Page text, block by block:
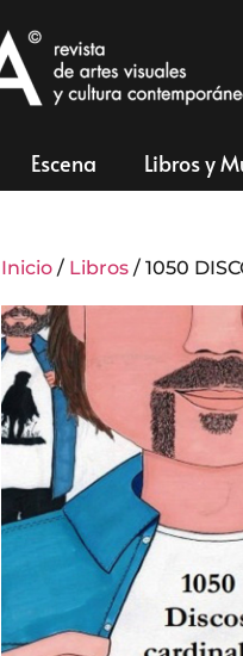
Escena Libros y
Inicio / Libros / 1050